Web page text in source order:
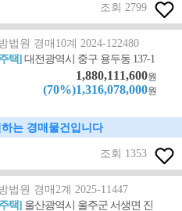
조회 2799
법원 경매10계 2024-122480
택]대전광역시 중구 용두동 137-1
1,880,111,600원
(70%)1,316,078,000원
는 경매물건입니다
조회 1353
법원 경매2계 2025-11447
택] 울산광역시 울주군 서생면 진